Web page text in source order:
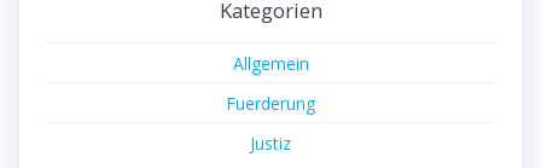
Kategorien
Allgemein
Fuerderung
Justiz